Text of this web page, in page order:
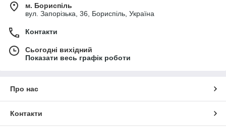
м. Бориспіль
вул. Запорізька, 36, Бориспіль, Україна
Контакти
Сьогодні вихідний
Показати весь графік роботи
Про нас
Контакти